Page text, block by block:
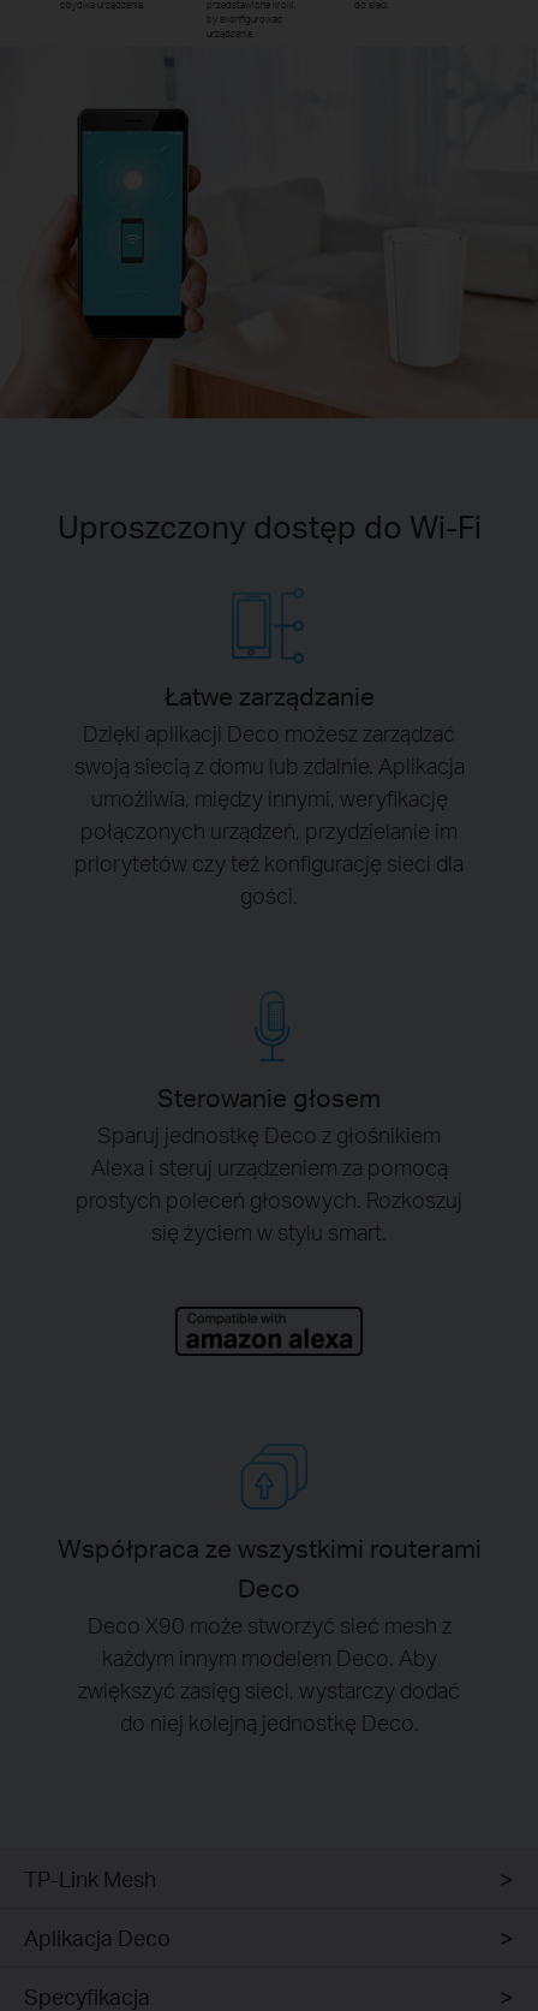
obydwa urządzenia.
przedstawione kroki,
by skonfigurować
urządzenie.
do sieci.
Uproszczony dostęp do Wi-Fi
Łatwe zarządzanie
Dzięki aplikacji Deco możesz zarządzać
swoją siecią z domu lub zdalnie. Aplikacja
umożliwia, między innymi, weryfikację
połączonych urządzeń, przydzielanie im
priorytetów czy też konfigurację sieci dla
gości.
Sterowanie głosem
Sparuj jednostkę Deco z głośnikiem
Alexa i steruj urządzeniem za pomocą
prostych poleceń głosowych. Rozkoszuj
się życiem w stylu smart.
Współpraca ze wszystkimi routerami
Deco
Deco X90 może stworzyć sieć mesh z
każdym innym modelem Deco. Aby
zwiększyć zasięg sieci, wystarczy dodać
do niej kolejną jednostkę Deco.
TP-Link Mesh
Aplikacja Deco
Specyfikacja